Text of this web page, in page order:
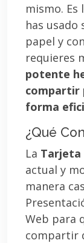
mismo.
has
papel y
requieres
potente
compartir
forma
¿Qué
La
actual y
manera
Web para
compartir